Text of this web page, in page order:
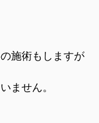
施術もしますが
ません。